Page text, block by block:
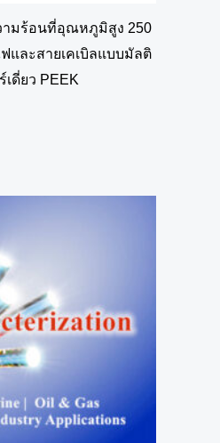
ามร้อนที่อุณหภูมิสูง 250
และสายเคเบิลแบบมัลติ
เดี่ยว PEEK